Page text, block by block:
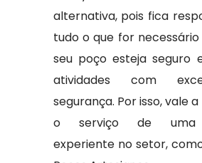
alternativa, pois fica
tudo o que for
seu poço esteja seguro
atividades com
segurança. Por isso, vale
o serviço de uma
experiente no setor,